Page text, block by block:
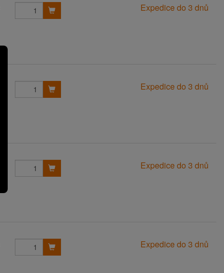
Expedice do 3 dnů
Expedice do 3 dnů
Expedice do 3 dnů
Expedice do 3 dnů